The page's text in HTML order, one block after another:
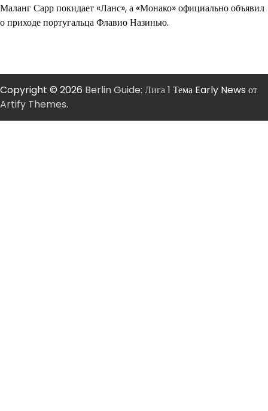
Маланг Сарр покидает «Ланс», а «Монако» официально объявил
о приходе португальца Флавио Назинью.
Copyright © 2026 Berlin Guide: Лига 1 Тема Early News от
Artify Themes.